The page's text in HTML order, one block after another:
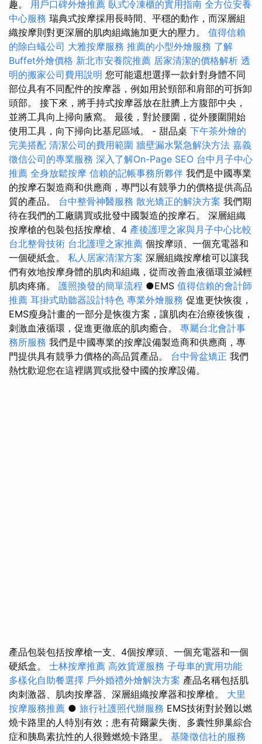
趣。 用戶口碑外燴推薦 臥式冷凍櫃的實用指南 全方位安養
中心服務 瑞典式按摩採用長時間、平穩的動作，而深層組
織按摩則對更深層的肌肉組織施加更大的壓力。 值得信賴
的除白蟻公司 大雅按摩服務 推薦的小型外燴服務 了解
Buffet外燴價格 新北市安養院推薦 居家清潔的價格解析 透
明的搬家公司費用說明 您可能還想選擇一款針對身體不同
部位具有不同配件的按摩器，例如用於頸部和肩部的可拆卸
頭部。 接下來，將手持式按摩器放在肚臍上方腹部中央，
並將工具向上掃向腋窩。 最後，對於腰圍，從外腰圍開始
使用工具，向下掃向比基尼區域。 - 甜品桌 下午茶外燴的
完美搭配 清潔公司的費用範圍 牆壁漏水緊急解決方法 嘉義
徵信公司的專業服務 深入了解On-Page SEO 台中月子中心
推薦 全身放鬆按摩 信賴的記帳事務所夥伴 我們是中國專業
的按摩石製造商和供應商，專門以有競爭力的價格提供高品
質的產品。 台中整骨神醫服務 散光矯正的解決方案 我們期
待在我們的工廠購買或批發中國製造的按摩石。 深層組織
按摩槍的包裝包括按摩槍、4 產後護理之家與月子中心比較
台北整骨技術 台北護理之家推薦 個按摩頭、一個充電器和
一個硬紙盒。 私人居家清潔方案 深層組織按摩槍可以讓我
們有效地按摩身體的肌肉和組織，從而改善血液循環並減輕
肌肉疼痛。 護照換發的簡單流程 ●EMS 值得信賴的會計師
推薦 耳掛式助聽器設計特色 專業外燴服務 促進更快恢復，
EMS瘦身計畫的一部分是恢復方案，讓肌肉在治療後恢復，
刺激血液循環，促進更徹底的肌肉癒合。 專屬台北會計事
務所服務 我們是中國專業的按摩設備製造商和供應商，專
門提供具有競爭力價格的高品質產品。 台中骨盆矯正 我們
熱忱歡迎您在這裡購買或批發中國的按摩設備。
產品包裝​​包括按摩槍一支、4個按摩頭、一個充電器和一個
硬紙盒。 士林按摩推薦 高效貨運服務 子母車的實用功能
多樣化自助餐選擇 戶外婚禮外燴解決方案 產品名稱包括肌
肉刺激器、肌肉按摩器、深層組織按摩器和按摩槍。 大里
按摩服務推薦 ● 旅行社護照代辦服務 EMS技術對於難以燃
燒卡路里的人特別有效；患有荷爾蒙失衡、多囊性卵巢綜合
症和胰島素抗性的人很難燃燒卡路里。 基隆徵信社的服務